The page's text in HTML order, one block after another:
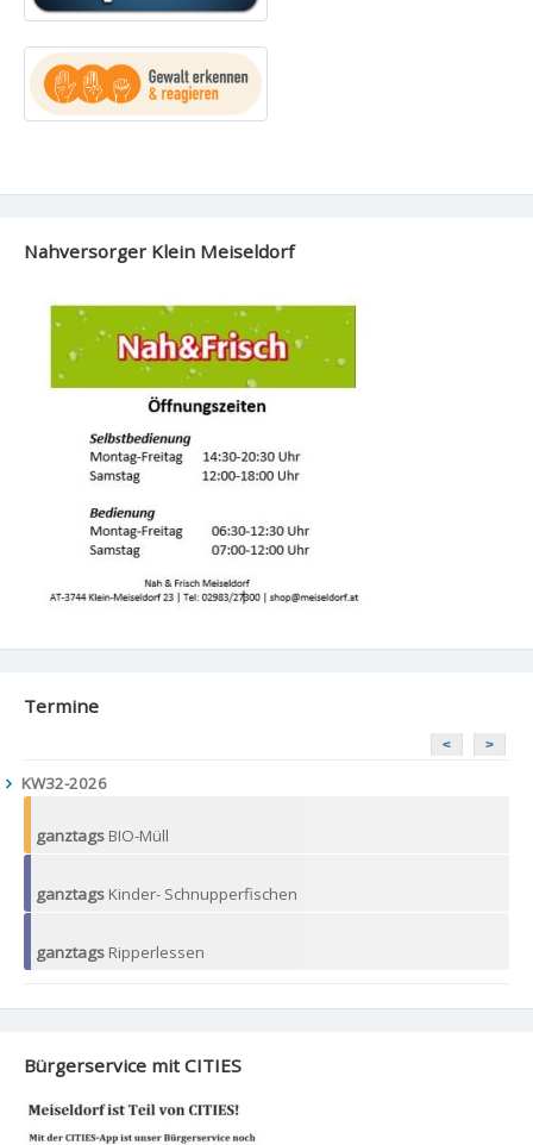
Nahversorger Klein Meiseldorf
Termine
< >
KW32-2026
ganztags BIO-Müll
ganztags Kinder- Schnupperfischen
ganztags Ripperlessen
Bürgerservice mit CITIES